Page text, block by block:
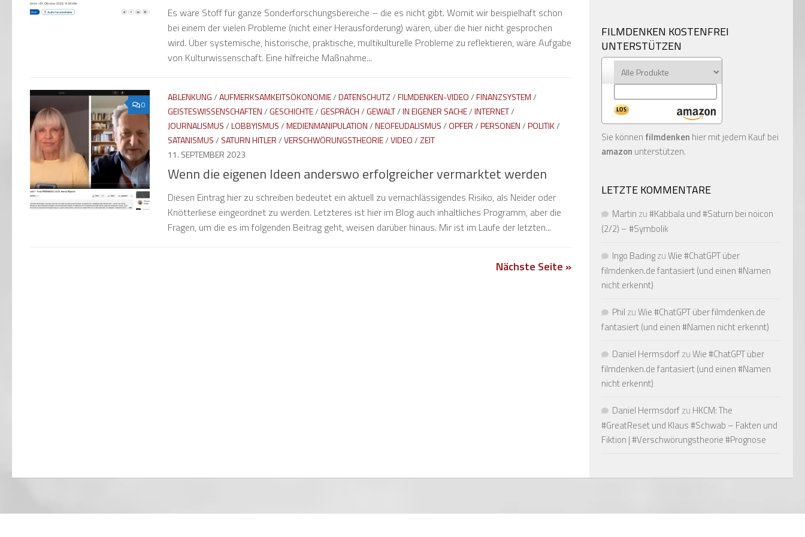
Es wäre Stoff für ganze Sonderforschungsbereiche – die es nicht gibt. Womit wir beispielhaft schon
bei einem der vielen Probleme (nicht einer Herausforderung) wären, über die hier nicht gesprochen
wird. Über systemische, historische, praktische, multikulturelle Probleme zu reflektieren, wäre Aufgabe
von Kulturwissenschaft. Eine hilfreiche Maßnahme...
0
ABLENKUNG/AUFMERKSAMKEITSÖKONOMIE/DATENSCHUTZ/FILMDENKEN-VIDEO/FINANZSYSTEM/
GEISTESWISSENSCHAFTEN/GESCHICHTE/GESPRÄCH/GEWALT/IN EIGENER SACHE/INTERNET/
JOURNALISMUS/LOBBYISMUS/MEDIENMANIPULATION/NEOFEUDALISMUS/OPFER/PERSONEN/POLITIK/
SATANISMUS/ SATURN HITLER/VERSCHWÖRUNGSTHEORIE/VIDEO/ZEIT
11. SEPTEMBER 2023
Wenn die eigenen Ideen anderswo erfolgreicher vermarktet werden
Diesen Eintrag hier zu schreiben bedeutet ein aktuell zu vernachlässigendes Risiko, als Neider oder
Knötterliese eingeordnet zu werden. Letzteres ist hier im Blog auch inhaltliches Programm, aber die
Fragen, um die es im folgenden Beitrag geht, weisen darüber hinaus. Mir ist im Laufe der letzten...
Nächste Seite »
FILMDENKEN KOSTENFREI
UNTERSTÜTZEN
Sie können filmdenken hier mit jedem Kauf bei
amazon unterstützen.
LETZTE KOMMENTARE
Martin zu#Kabbala und #Saturn bei noicon
(2/2) – #Symbolik
Ingo BadingzuWie #ChatGPT über
filmdenken.de fantasiert (und einen #Namen
nicht erkennt)
Phil zuWie #ChatGPT über filmdenken.de
fantasiert (und einen #Namen nicht erkennt)
Daniel HermsdorfzuWie #ChatGPT über
filmdenken.de fantasiert (und einen #Namen
nicht erkennt)
Daniel Hermsdorfzu HKCM: The
#GreatReset und Klaus #Schwab – Fakten und
Fiktion | #Verschwörungstheorie #Prognose